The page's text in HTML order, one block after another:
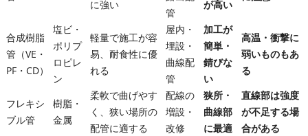
に強い
管
が高い
合成樹脂
管（VE・
PF・CD）
塩ビ・
ポリプ
ロピレ
ン
軽量で施工が容
易、耐食性に優
れる
屋内・
埋設・
曲線配
管
加工が
簡単・
錆びな
い
高温・衝撃に
弱いものもあ
る
フレキシ
ブル管
樹脂・
金属
柔軟で曲げやす
く、狭い場所の
配管に適する
配線の
増設・
改修
狭所・
曲線部
に最適
直線部は強度
が不足する場
合がある